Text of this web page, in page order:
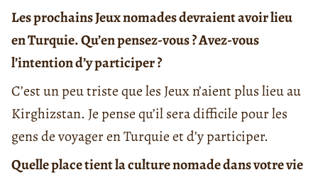
Les prochains Jeux nomades devraient avoir lieu
en Turquie. Qu’en pensez-vous ? Avez-vous
l’intention d’y participer ?
C’est un peu triste que les Jeux n’aient plus lieu au
Kirghizstan. Je pense qu’il sera difficile pour les
gens de voyager en Turquie et d’y participer.
Quelle place tient la culture nomade dans votre vie